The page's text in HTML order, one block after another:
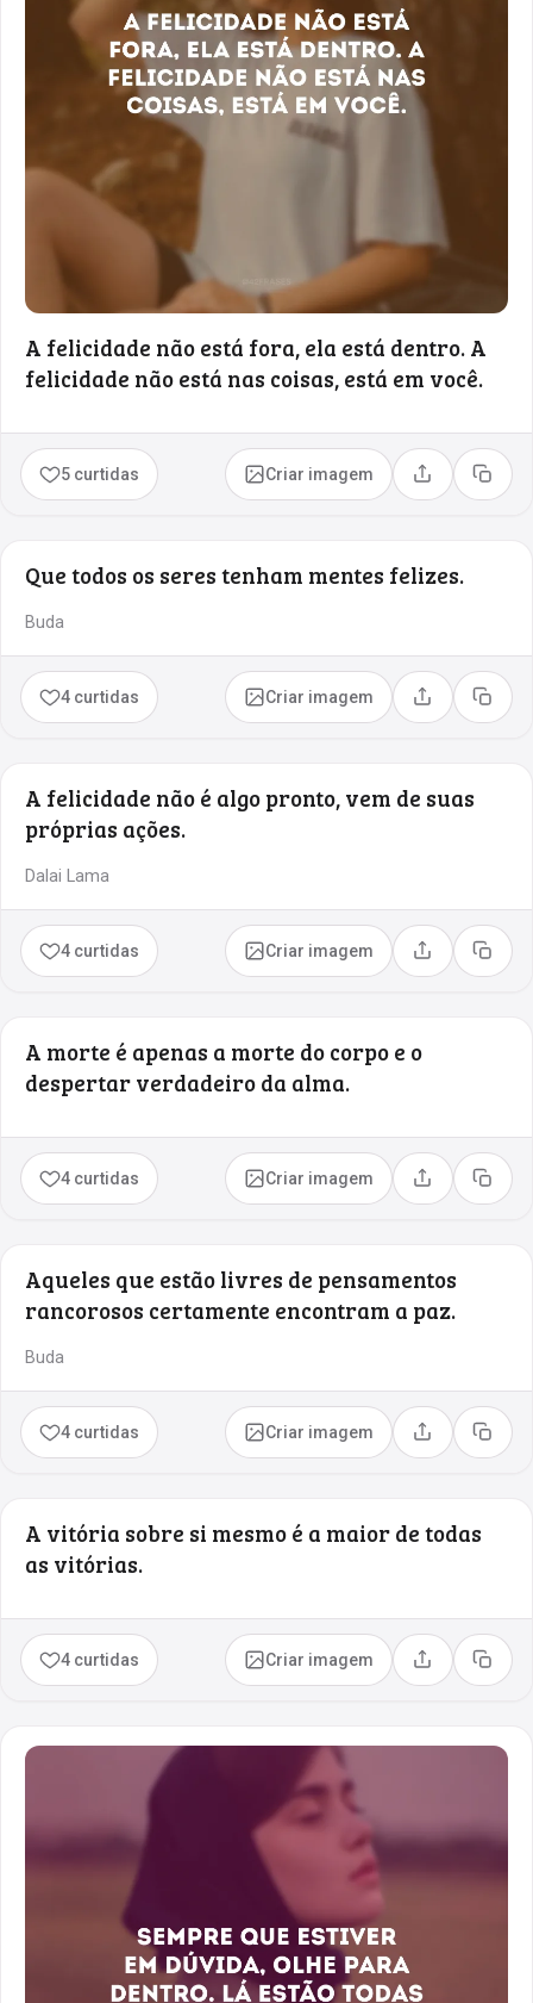
A felicidade não está fora, ela está dentro. A
felicidade não está nas coisas, está em você.
5 curtidas Criar imagem Compartilhar
Copiar
Que todos os seres tenham mentes felizes.
Buda
4 curtidas Criar imagem Compartilhar
Copiar
A felicidade não é algo pronto, vem de suas
próprias ações.
Dalai Lama
4 curtidas Criar imagem Compartilhar
Copiar
A morte é apenas a morte do corpo e o
despertar verdadeiro da alma.
4 curtidas Criar imagem Compartilhar
Copiar
Aqueles que estão livres de pensamentos
rancorosos certamente encontram a paz.
Buda
4 curtidas Criar imagem Compartilhar
Copiar
A vitória sobre si mesmo é a maior de todas
as vitórias.
4 curtidas Criar imagem Compartilhar
Copiar